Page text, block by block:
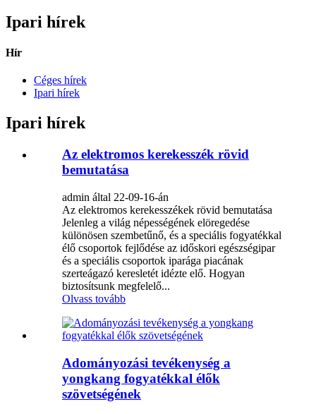
Ipari hírek
Hír
Céges hírek
Ipari hírek
Ipari hírek
Az elektromos kerekesszék rövid
bemutatása
admin által 22-09-16-án
Az elektromos kerekesszékek rövid bemutatása
Jelenleg a világ népességének elöregedése
különösen szembetűnő, és a speciális fogyatékkal
élő csoportok fejlődése az időskori egészségipar
és a speciális csoportok iparága piacának
szerteágazó keresletét idézte elő. Hogyan
biztosítsunk megfelelő...
Olvass tovább
Adományozási tevékenység a
yongkang fogyatékkal élők
szövetségének